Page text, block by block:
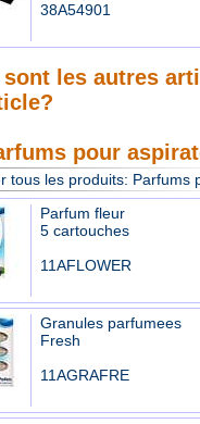
38A54901
les autres
pour
tous les produits: Parfums
Parfum fleur
5 cartouches
11AFLOWER
Granules parfumees
Fresh
11AGRAFRE